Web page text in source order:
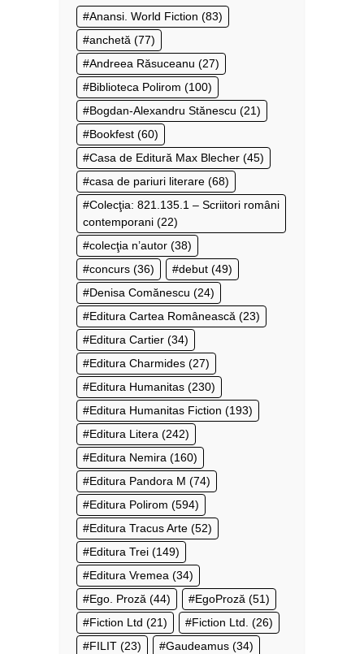
Anansi. World Fiction (83)
anchetă (77)
Andreea Răsuceanu (27)
Biblioteca Polirom (100)
Bogdan-Alexandru Stănescu (21)
Bookfest (60)
Casa de Editură Max Blecher (45)
casa de pariuri literare (68)
Colecţia: 821.135.1 – Scriitori români
contemporani (22)
colecţia n’autor (38)
concurs (36) debut (49)
Denisa Comănescu (24)
Editura Cartea Românească (23)
Editura Cartier (34)
Editura Charmides (27)
Editura Humanitas (230)
Editura Humanitas Fiction (193)
Editura Litera (242)
Editura Nemira (160)
Editura Pandora M (74)
Editura Polirom (594)
Editura Tracus Arte (52)
Editura Trei (149)
Editura Vremea (34)
Ego. Proză (44) EgoProză (51)
Fiction Ltd (21) Fiction Ltd. (26)
FILIT (23) Gaudeamus (34)